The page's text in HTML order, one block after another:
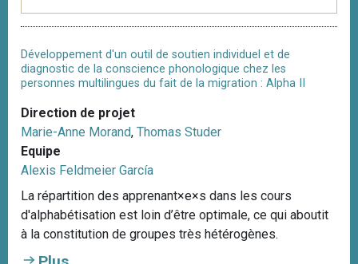
Développement d'un outil de soutien individuel et de
diagnostic de la conscience phonologique chez les
personnes multilingues du fait de la migration : Alpha II
Direction de projet
Marie-Anne Morand, Thomas Studer
Equipe
Alexis Feldmeier García
La répartition des apprenant×e×s dans les cours
d'alphabétisation est loin d’être optimale, ce qui aboutit
à la constitution de groupes très hétérogènes.